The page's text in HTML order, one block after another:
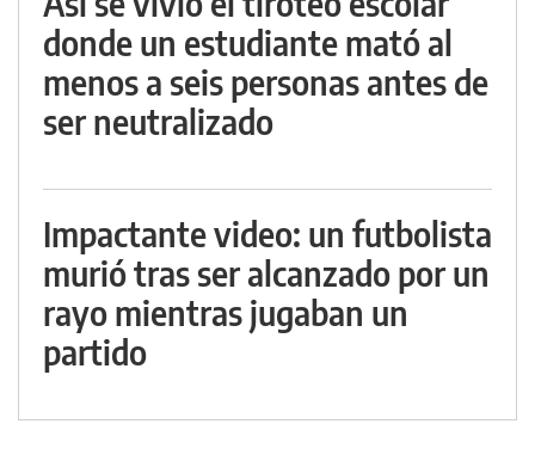
donde un estudiante mató al
menos a seis personas antes de
ser neutralizado
Impactante video: un futbolista
murió tras ser alcanzado por un
rayo mientras jugaban un
partido